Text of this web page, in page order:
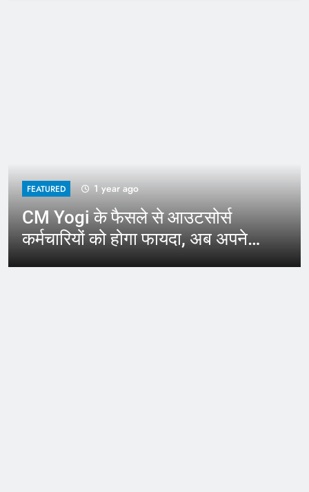
FEATURED 1 year ago
CM Yogi के फैसले से आउटसोर्स
कर्मचारियों को होगा फायदा, अब अपने
जिले में कर सकेंगे काम